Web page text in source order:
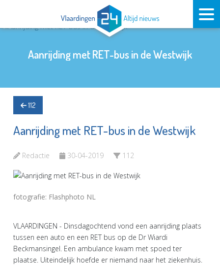
Aanrijding met RET-bus in de Westwijk
112
Aanrijding met RET-bus in de Westwijk
Redactie 30-04-2019 112
fotografie: Flashphoto NL
VLAARDINGEN - Dinsdagochtend vond een aanrijding plaats
tussen een auto en een RET bus op de Dr Wiardi
Beckmansingel. Een ambulance kwam met spoed ter
plaatse. Uiteindelijk hoefde er niemand naar het ziekenhuis.